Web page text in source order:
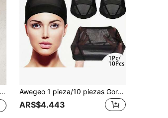
Awegeo 1 pieza/10 piezas Gorro de peluca de malla elástica para mujer - Red de peluca transpirable y ligera, base con forro negro, ajuste , cómodo para uso diario
ARS$4.443